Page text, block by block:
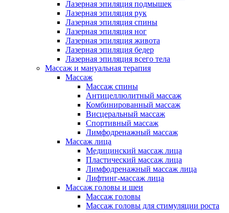
Лазерная эпиляция подмышек
Лазерная эпиляция рук
Лазерная эпиляция спины
Лазерная эпиляция ног
Лазерная эпиляция живота
Лазерная эпиляция бедер
Лазерная эпиляция всего тела
Массаж и мануальная терапия
Массаж
Массаж спины
Антицеллюлитный массаж
Комбинированный массаж
Висцеральный массаж
Спортивный массаж
Лимфодренажный массаж
Массаж лица
Медицинский массаж лица
Пластический массаж лица
Лимфодренажный массаж лица
Лифтинг-массаж лица
Массаж головы и шеи
Массаж головы
Массаж головы для стимуляции роста